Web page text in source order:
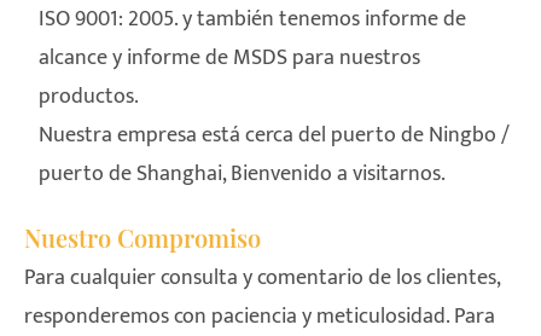
ISO 9001: 2005. y también tenemos informe de
alcance y informe de MSDS para nuestros
productos.
Nuestra empresa está cerca del puerto de Ningbo /
puerto de Shanghai, Bienvenido a visitarnos.
Nuestro Compromiso
Para cualquier consulta y comentario de los clientes,
responderemos con paciencia y meticulosidad. Para